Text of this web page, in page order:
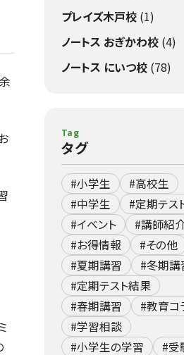
プレイズ木戸校(1)
ノートス おぎかわ校(4)
ノートス にいつ校(78)
Tag
タグ
#小学生
#高校生
#中学生
#定期テス
#イベント
#講師紹
#お得情報
#その他
#夏期講習
#冬期講
#定期テスト結果
#春期講習
#教育コ
#学習相談
#小学生の学習
#受